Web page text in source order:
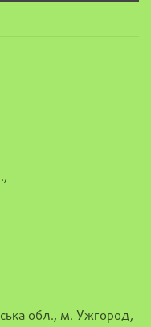
обл., м. Ужгород,